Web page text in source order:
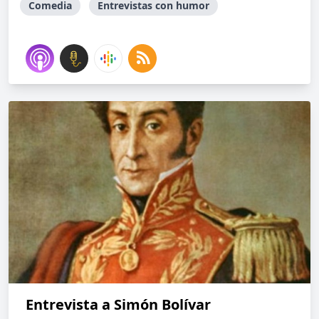
Comedia Entrevistas con humor
Entrevista a Simón Bolívar